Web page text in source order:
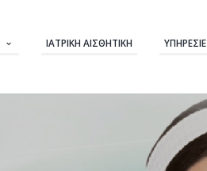
ΙΑΤΡΙΚΉ ΑΙΣΘΗΤΙΚΉ